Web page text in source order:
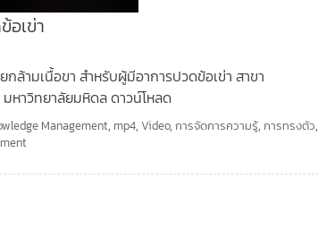
เข่า
ล้ามเนื้อขา สำหรับผู้มีอาการปวดข้อเข่า สาขา
าวิทยาลัยมหิดล ดาวน์โหลด
Management, mp4,Video,การจัดการความรู้,การทรงตัว,